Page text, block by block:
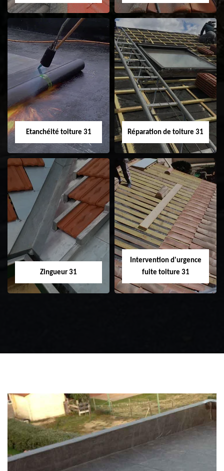
Peinture sur tuile
31
Nettoyage
demoussage de
toiture 31
Etanchéité toiture 31
Etanchéité toiture
31
Réparation de toiture 31
Réparation de
toiture 31
Zingueur 31
Intervention d'urgence
fuite toiture 31